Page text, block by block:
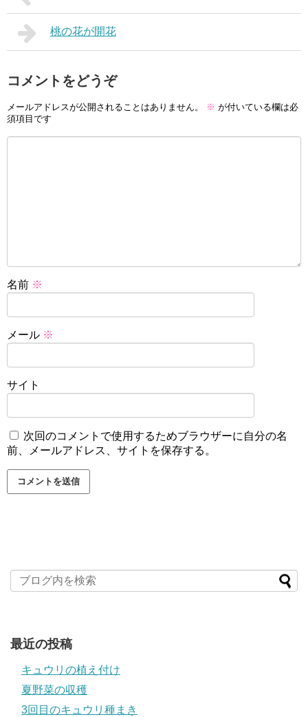
桃の花が開花
コメントをどうぞ
メールアドレスが公開されることはありません。 ※ が付いている欄は必
須項目です
名前 ※
メール ※
サイト
次回のコメントで使用するためブラウザーに自分の名
前、メールアドレス、サイトを保存する。
最近の投稿
キュウリの植え付け
夏野菜の収穫
3回目のキュウリ種まき